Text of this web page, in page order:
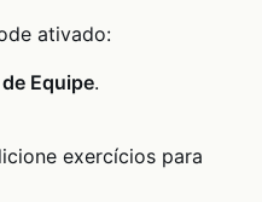
ativado:
Equipe.
exercícios para